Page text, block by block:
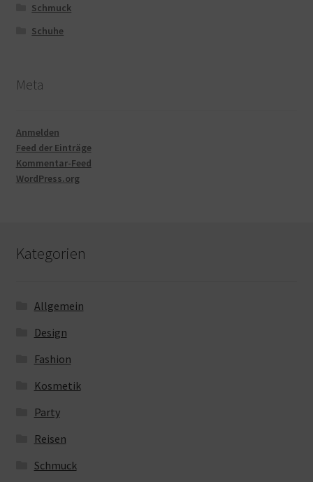
Schmuck
Schuhe
Meta
Anmelden
Feed der Einträge
Kommentar-Feed
WordPress.org
Kategorien
Allgemein
Design
Fashion
Kosmetik
Party
Reisen
Schmuck